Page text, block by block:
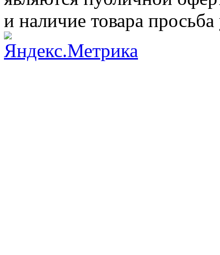
и наличие товара